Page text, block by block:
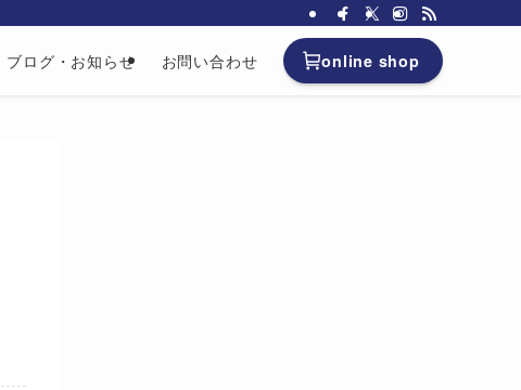
ブログ・お知らせ お問い合わせ online shop